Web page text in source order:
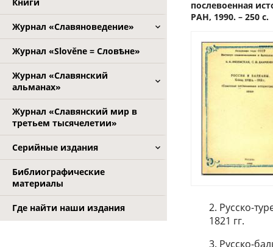
Журнал «Славяноведение»
Журнал «Slověne = Словѣне»
Журнал «Славянский
альманах»
Журнал «Славянский мир в
третьем тысячелетии»
Серийные издания
Библиографические
материалы
Где найти наши издания
послевоенная
РАН, 1990. – 250 с.
2. Русско-
1821 гг.
3. Русско-